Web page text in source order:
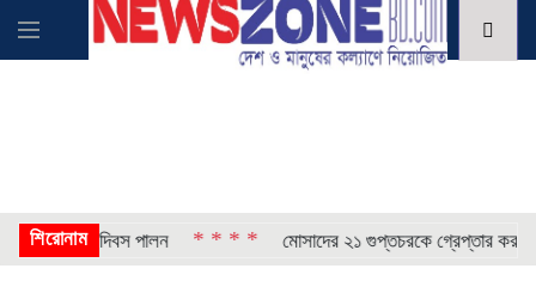
শিরোনামদিবস পালন * * * * মোসাদের ২১ গুপ্তচরকে গ্রেপ্তার করল